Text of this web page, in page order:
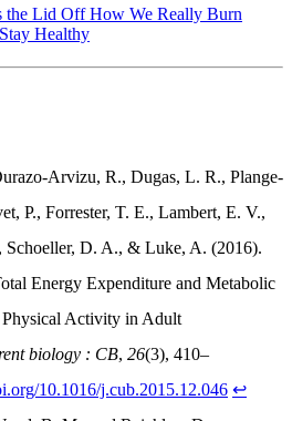
the Lid Off How We Really Burn
Healthy
Arvizu, R., Dugas, L. R., Plange-
P., Forrester, T. E., Lambert, E. V.,
Schoeller, D. A., & Luke, A. (2016).
Energy Expenditure and Metabolic
Activity in Adult
biology : CB, 26(3), 410–
10.1016/j.cub.2015.12.046 ↩